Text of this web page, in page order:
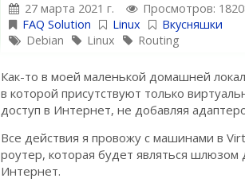
27 марта 2021 г.
Просмотров:
FAQ Solution
Linux
Вкусняшки
Debian
Linux Routing
Как-то в моей маленькой домашней
в которой присутствуют только
доступ в Интернет, не добавляя
Все действия я провожу с машинами в
роутер, которая будет являться шлюзом
Интернет.